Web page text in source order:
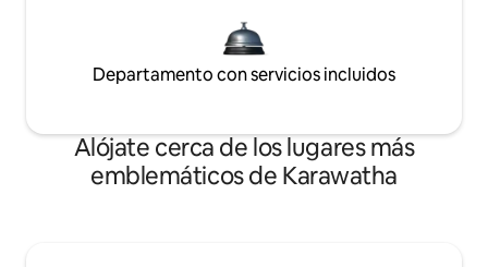
Departamento con servicios incluidos
Alójate cerca de los lugares más
emblemáticos de Karawatha